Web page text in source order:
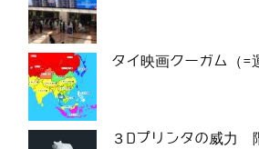
タイ映画クーガム（=
３Dプリンタの威力